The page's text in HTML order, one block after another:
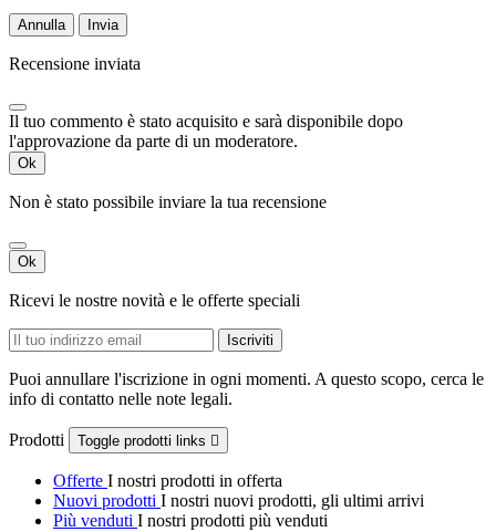
Annulla Invia
Recensione inviata
Il tuo commento è stato acquisito e sarà disponibile dopo
l'approvazione da parte di un moderatore.
Ok
Non è stato possibile inviare la tua recensione
Ok
Ricevi le nostre novità e le offerte speciali
Puoi annullare l'iscrizione in ogni momenti. A questo scopo, cerca le
info di contatto nelle note legali.
Prodotti Toggle prodotti links 
Offerte I nostri prodotti in offerta
Nuovi prodotti I nostri nuovi prodotti, gli ultimi arrivi
Più venduti I nostri prodotti più venduti